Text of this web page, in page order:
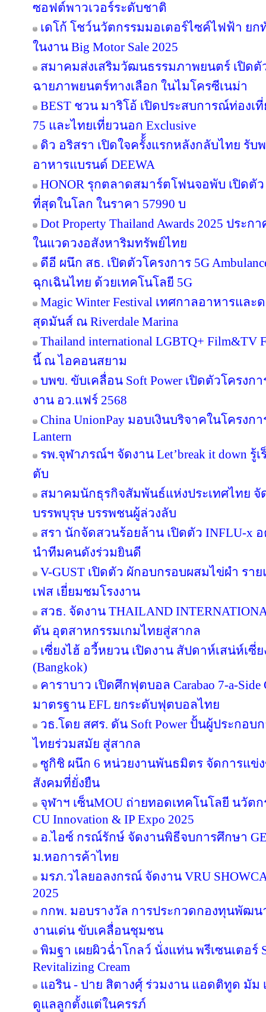
ซอฟต์พาวเวอร์ระดับชาติ
เดโก้ โชว์นวัตกรรมมอเตอร์ไซค์ไฟฟ้า ยก
ในงาน Big Motor Sale 2025
สมาคมส่งเสริมวัฒนธรรมภาพยนตร์ เปิดตั
ฉายภาพยนตร์ทางเลือก ในไมโครซีเนม่า
BEST ชวน มาริโอ้ เปิดประสบการณ์ท่องเ
75 และไทยเที่ยวนอก Exclusive
ดิว อริสรา เปิดใจครั้้งแรกหลังกลับไทย รั
อาหารแบรนด์ DEEWA
HONOR รุกตลาดสมาร์ตโฟนจอพับ เปิดตัว
ที่สุดในโลก ในราคา 57990 บ
Dot Property Thailand Awards 2025 ประ
ในแวดวงอสังหาริมทรัพย์ไทย
ดีอี ผนึก สธ. เปิดตัวโครงการ 5G
ฉุกเฉินไทย ด้วยเทคโนโลยี 5G
Magic Winter Festival เทศกาลอาหารแ
สุดมันส์ ณ Riverdale Marina
Thailand international LGBTQ+ Film&TV
นี้ ณ ไอคอนสยาม
บพข. ขับเคลื่อน Soft Power เปิดตัวโครง
งาน อว.แฟร์ 2568
China UnionPay มอบเงินบริจาคในโครงกา
Lantern
รพ.จุฬาภรณ์ฯ จัดงาน Let’break it down รู้
ตับ
สมาคมนักธุรกิจสัมพันธ์แห่งประเทศไทย
บรรพบุรุษ บรรพชนผู้ล่วงลับ
สรา นักจัดสวนร้อยล้าน เปิดตัว INFLU-x
นำทีมคนดังร่วมยินดี
V-GUST เปิดตัว ผักอบกรอบผสมไข่ผำ รา
เฟส เยี่ยมชมโรงงาน
สวธ. จัดงาน THAILAND
ดัน อุตสาหกรรมเกมไทยสู่สากล
เซี่ยงไฮ้ อวี้หยวน เปิดงาน สัปดาห์เสน่ห์เซี่ย
(Bangkok)
คาราบาว เปิดศึกฟุตบอล Carabao 7-a-
มาตรฐาน EFL ยกระดับฟุตบอลไทย
วธ.โดย สศร. ดัน Soft Power ปั้นผู้ประกอ
ไทยร่วมสมัย สู่สากล
ซูกิชิ ผนึก 6 หน่วยงานพันธมิตร จัดการแ
สังคมที่ยั่งยืน
จุฬาฯ เซ็นMOU ถ่ายทอดเทคโนโลยี นวัต
CU Innovation & IP Expo 2025
อ.ไอซ์ กรณ์รักษ์ จัดงานพิธีจบการศึกษา
ม.หอการค้าไทย
มรภ.วไลยอลงกรณ์ จัดงาน VRU
2025
กกพ. มอบรางวัล การประกวดกองทุนพัฒน
งานเด่น ขับเคลื่อนชุมชน
พิมฐา เผยผิวฉ่ำโกลว์ นั่งแท่น พรีเซนเตอร์
Revitalizing Cream
แอริน - ปาย สิตางศุ์ ร่วมงาน แอดติทูด มัม
ดูแลลูกตั้งแต่ในครรภ์